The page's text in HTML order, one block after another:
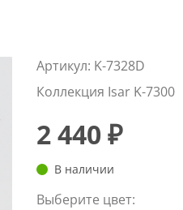
Артикул: K-7328D
Коллекция Isar K-7300
2 440 ₽
В наличии
Выберите цвет: